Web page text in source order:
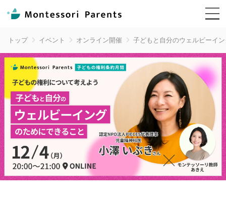
受講生インタビュー
ジャーナル
イベント情報
ログイン
トップ イベント オンライン開催 子どもと自分のウェルビーイ